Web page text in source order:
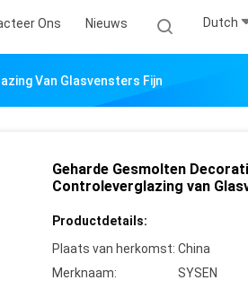
Ons Nieuws Dutch
Van Glasvensters Fijn
Geharde Gesmolten
Controleverglazing van
Productdetails:
Plaats van herkomst: China
Merknaam:
SYSEN